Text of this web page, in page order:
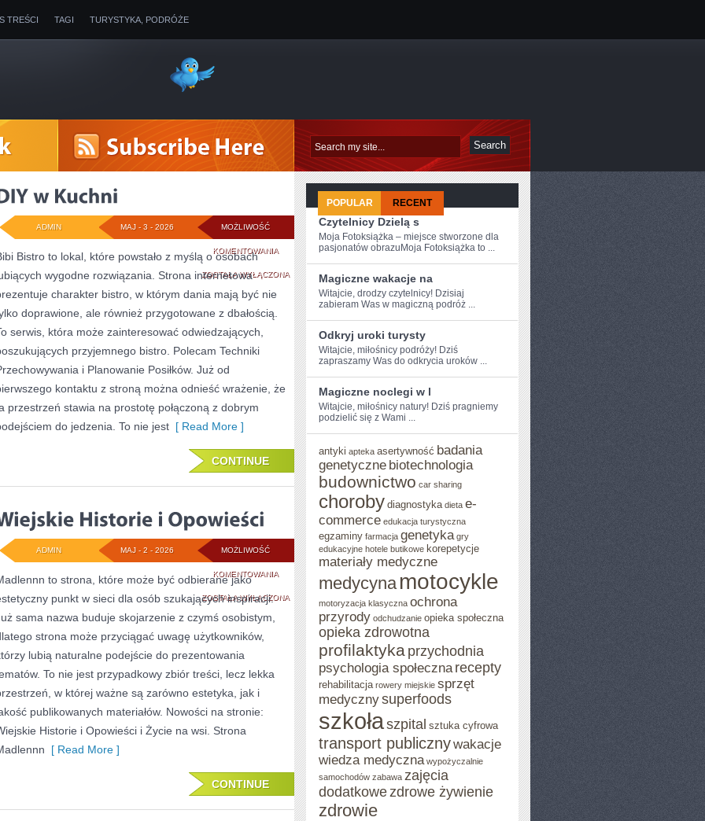
TREŚCI TAGI TURYSTYKA, PODRÓŻE
MOŻLIWOŚĆ
KOMENTOWANIADIY
W
KUCHNI
ZOSTAŁA WYŁĄCZONA
MAJ - 3 - 2026
ADMIN
Bistro to lokal, które powstało z myślą o osobach
wygodne rozwiązania. Strona internetowa
charakter bistro, w którym dania mają być nie
doprawione, ale również przygotowane z dbałością.
serwis, która może zainteresować odwiedzających,
przyjemnego bistro. Polecam Techniki
i Planowanie Posiłków. Już od
kontaktu z stroną można odnieść wrażenie, że
przestrzeń stawia na prostotę połączoną z dobrym
do jedzenia. To nie jest [ Read More ]
CONTINUE
MOŻLIWOŚĆ
KOMENTOWANIAWIEJSKIE
HISTORIE
OPOWIEŚCI
ZOSTAŁA WYŁĄCZONA
MAJ - 2 - 2026
ADMIN
to strona, które może być odbierane jako
punkt w sieci dla osób szukających inspiracji.
sama nazwa buduje skojarzenie z czymś osobistym,
strona może przyciągać uwagę użytkowników,
lubią naturalne podejście do prezentowania
To nie jest przypadkowy zbiór treści, lecz lekka
w której ważne są zarówno estetyka, jak i
publikowanych materiałów. Nowości na stronie:
Historie i Opowieści i Życie na wsi. Strona
[ Read More ]
CONTINUE
POPULAR RECENT
Czytelnicy Dzielą s
Moja Fotoksiążka – miejsce stworzone dla
pasjonatów obrazuMoja Fotoksiążka to ...
Magiczne wakacje na
Witajcie, drodzy czytelnicy! Dzisiaj
zabieram Was w magiczną podróż ...
Odkryj uroki turysty
Witajcie, miłośnicy podróży! Dziś
zapraszamy Was do odkrycia uroków ...
Magiczne noclegi w l
Witajcie, ​miłośnicy natury! ‌Dziś pragniemy
podzielić się z Wami ...
antyki apteka asertywność badania
genetyczne biotechnologia
budownictwo car sharing
choroby diagnostyka dieta e-
commerce edukacja turystyczna
egzaminy farmacja genetyka gry
edukacyjne hotele butikowe korepetycje
materiały medyczne
medycyna motocykle
motoryzacja klasyczna ochrona
przyrody odchudzanie opieka społeczna
opieka zdrowotna
profilaktyka przychodnia
psychologia społeczna recepty
rehabilitacja rowery miejskie sprzęt
medycznysuperfoods
szkołaszpital sztuka cyfrowa
transport publicznywakacje
wiedza medyczna wypożyczalnie
samochodów zabawa zajęcia
dodatkowezdrowe żywienie
zdrowie